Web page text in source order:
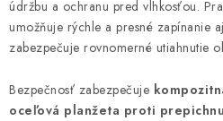
údržbu a ochranu pred vlhkosťou.
umožňuje rýchle a presné zapínanie
zabezpečuje rovnomerné utiahnutie
Bezpečnosť zabezpečuje
oceľová planžeta proti